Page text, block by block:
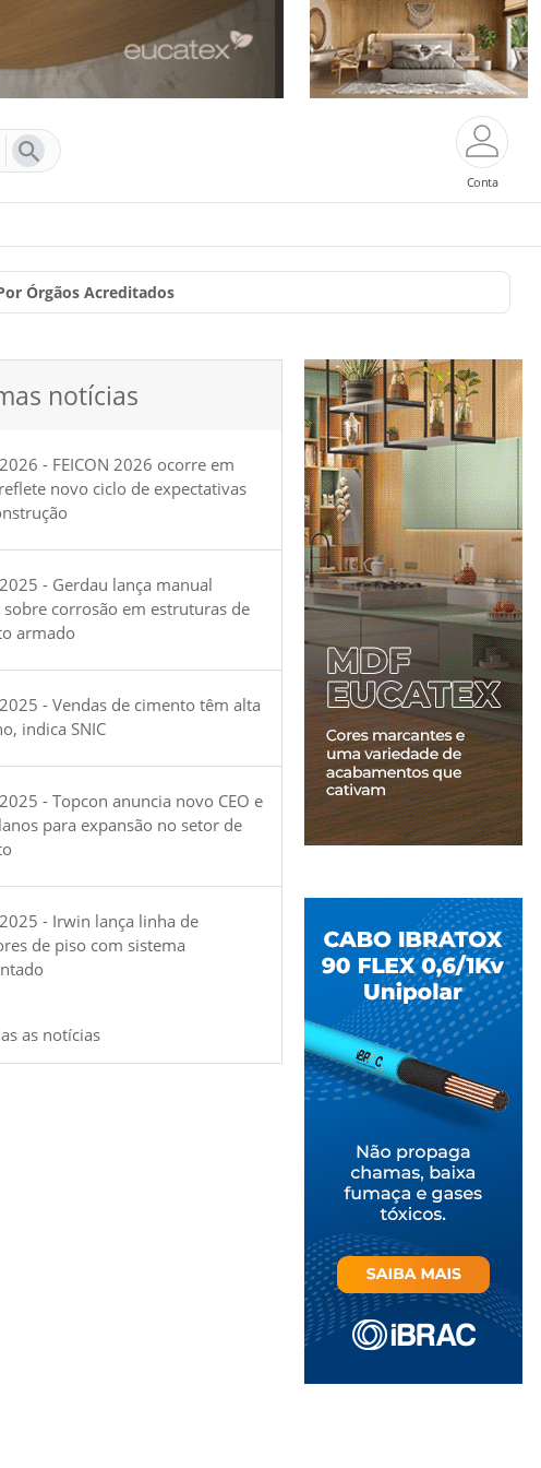
Conta
Órgãos Acreditados
notícias
- FEICON 2026 ocorre em
novo ciclo de expectativas
- Gerdau lança manual
sobre corrosão em estruturas de
armado
- Vendas de cimento têm alta
indica SNIC
- Topcon anuncia novo CEO e
para expansão no setor de
- Irwin lança linha de
de piso com sistema
as notícias